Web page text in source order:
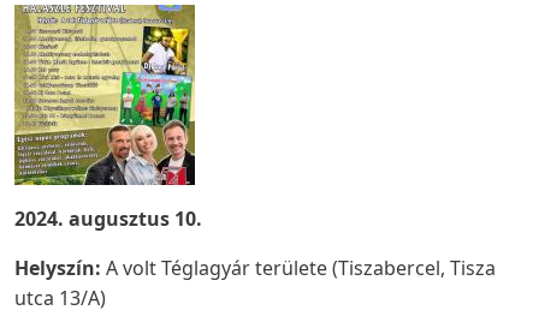
2024. augusztus 10.
Helyszín: A volt Téglagyár területe (Tiszabercel, Tisza
utca 13/A)